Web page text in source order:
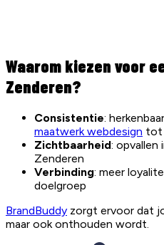
Waarom kiezen voor
Zenderen?
Consistentie:
maatwerk webdesign tot
Zichtbaarheid: opvallen
Zenderen
Verbinding: meer
doelgroep
BrandBuddy zorgt ervoor dat
maar ook onthouden wordt.